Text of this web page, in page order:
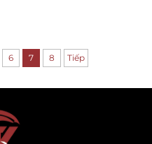
6 7 8 Tiếp